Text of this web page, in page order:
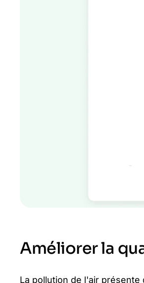
Améliorer la
La pollution de l'air